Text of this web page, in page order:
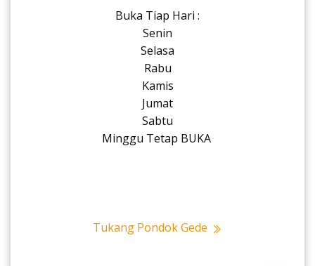
Buka Tiap Hari :
Senin
Selasa
Rabu
Kamis
Jumat
Sabtu
Minggu Tetap BUKA
Tukang Pondok Gede